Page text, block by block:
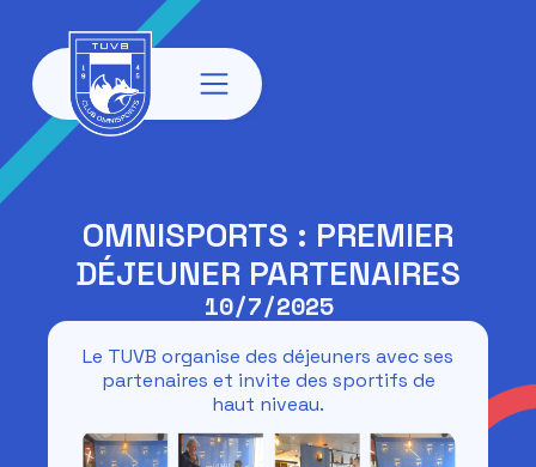
OMNISPORTS : PREMIER
DÉJEUNER PARTENAIRES
10/7/2025
Le TUVB organise des déjeuners avec ses
partenaires et invite des sportifs de
haut niveau.